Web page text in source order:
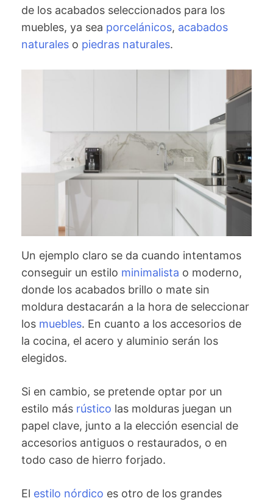
de los acabados seleccionados para los
muebles, ya sea porcelánicos, acabados
naturales o piedras naturales.
Un ejemplo claro se da cuando intentamos
conseguir un estilo minimalista o moderno,
donde los acabados brillo o mate sin
moldura destacarán a la hora de seleccionar
los muebles. En cuanto a los accesorios de
la cocina, el acero y aluminio serán los
elegidos.
Si en cambio, se pretende optar por un
estilo más rústico las molduras juegan un
papel clave, junto a la elección esencial de
accesorios antiguos o restaurados, o en
todo caso de hierro forjado.
El estilo nórdico es otro de los grandes